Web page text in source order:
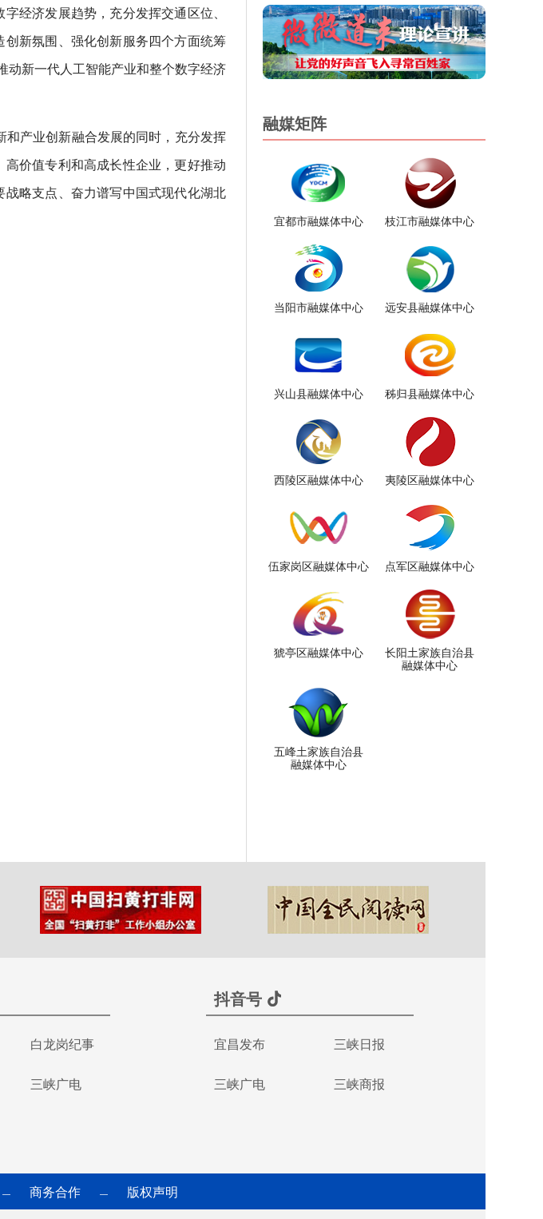
经济发展趋势，充分发挥交通区位、
新氛围、强化创新服务四个方面统筹
动新一代人工智能产业和整个数字经济
产业创新融合发展的同时，充分发挥
价值专利和高成长性企业，更好推动
略支点、奋力谱写中国式现代化湖北
融媒矩阵
宜都市融媒体中心 枝江市融媒体中心
当阳市融媒体中心 远安县融媒体中心
兴山县融媒体中心 秭归县融媒体中心
西陵区融媒体中心 夷陵区融媒体中心
伍家岗区融媒体中心 点军区融媒体中心
猇亭区融媒体中心
长阳土家族自治县
融媒体中心
五峰土家族自治县
融媒体中心
白龙岗纪事
三峡广电
抖音号
宜昌发布 三峡日报
三峡广电 三峡商报
— 商务合作 — 版权声明